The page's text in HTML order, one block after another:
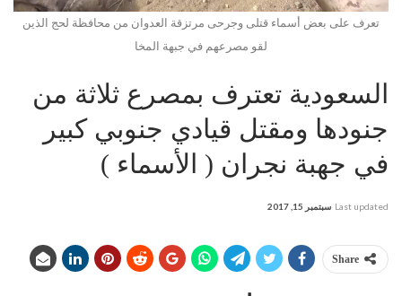
تعرف على بعض أسماء قتلى وجرحى مرتزقة العدوان من محافظة لحج الذين
لقو مصرعهم في جبهة المخا
السعودية تعترف بمصرع ثلاثة من
جنودها ومقتل قيادي جنوبي كبير
في جهبة نجران ( الأسماء )
Last updated سبتمبر 15, 2017
Share